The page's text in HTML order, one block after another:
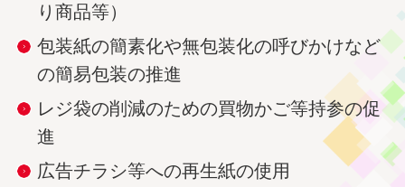
り商品等）
包装紙の簡素化や無包装化の呼びかけなど
の簡易包装の推進
レジ袋の削減のための買物かご等持参の促
進
広告チラシ等への再生紙の使用